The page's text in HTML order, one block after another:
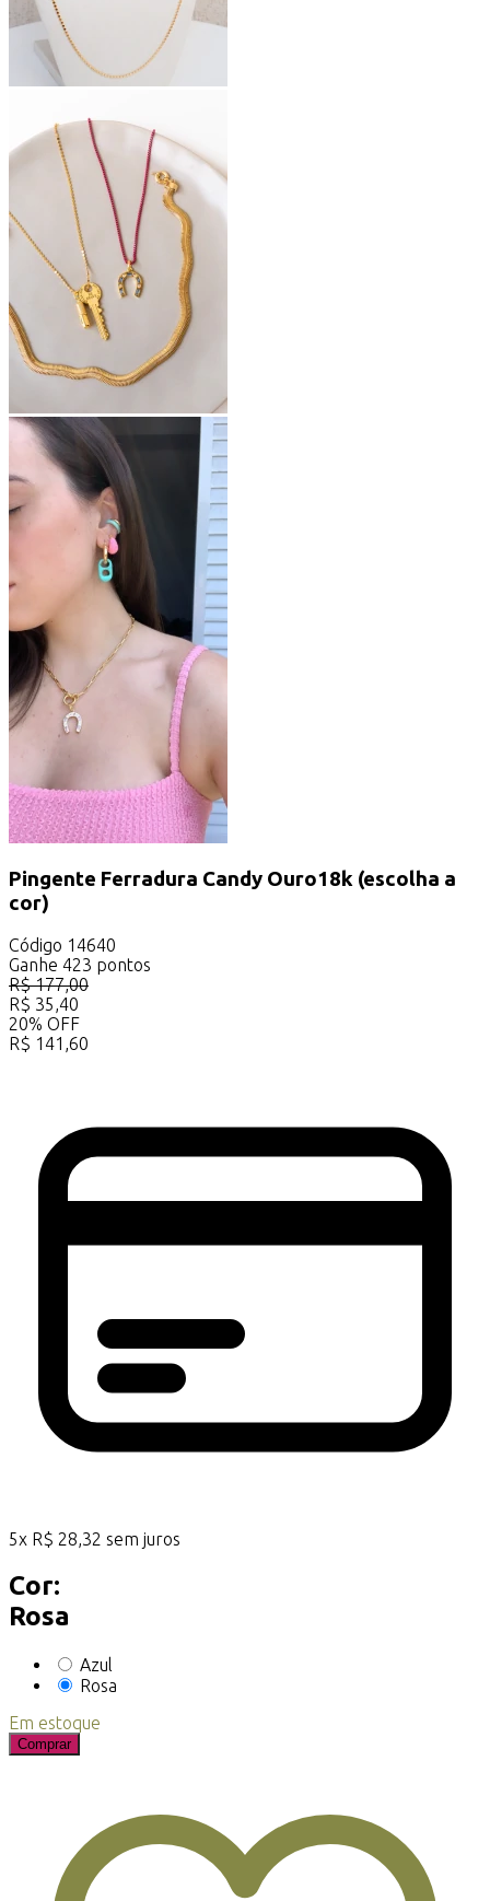
Pingente Ferradura Candy Ouro18k (escolha a
cor)
Código 14640
Ganhe 423 pontos
R$177,00
R$ 35,40
20% OFF
R$ 141,60
5x R$ 28,32 sem juros
Cor:
Rosa
Azul
Rosa
Em estoque
Comprar